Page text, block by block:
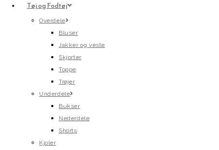
Tøj og Fodtøj
Overdele
Bluser
Jakker og veste
Skjorter
Toppe
Trøjer
Underdele
Bukser
Nederdele
Shorts
Kjoler